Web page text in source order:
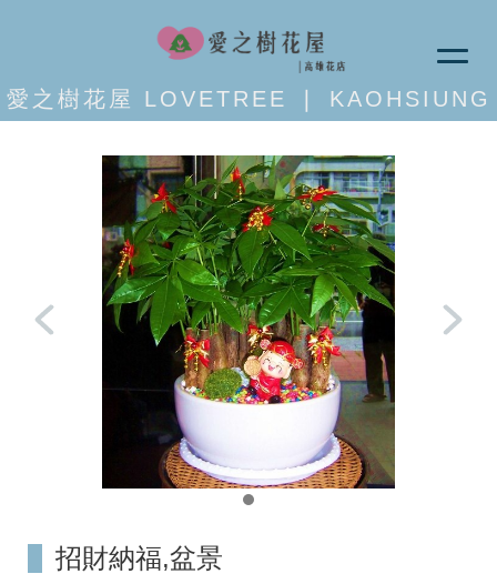
愛之樹花屋 LOVETREE ❘ KAOHSIUNG
招財納福,盆景